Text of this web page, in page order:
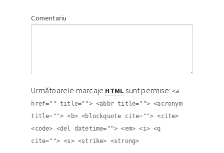
Comentariu
Următoarele marcaje HTML sunt permise:<a
href="" title=""> <abbr title=""> <acronym
title=""> <b> <blockquote cite=""> <cite>
<code> <del datetime=""> <em> <i> <q
cite=""> <s> <strike> <strong>